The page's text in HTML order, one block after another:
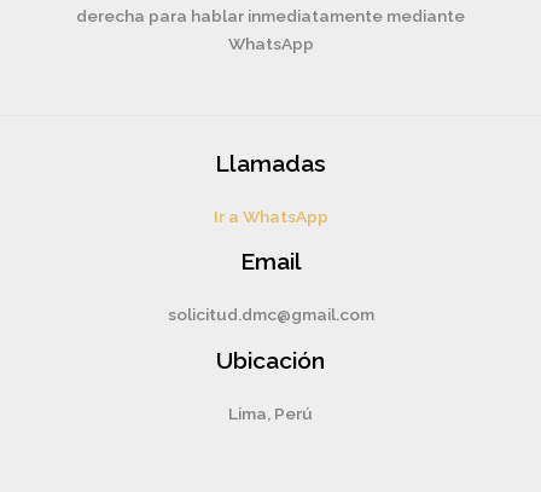
derecha para hablar inmediatamente mediante
WhatsApp
Llamadas
Ir a WhatsApp
Email
solicitud.dmc@gmail.com
Ubicación
Lima, Perú